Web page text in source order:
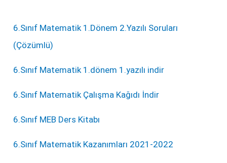
6.Sınıf Matematik 1.Dönem 2.Yazılı Soruları
(Çözümlü)
6.Sınıf Matematik 1.dönem 1.yazılı indir
6.Sınıf Matematik Çalışma Kağıdı İndir
6.Sınıf MEB Ders Kitabı
6.Sınıf Matematik Kazanımları 2021-2022